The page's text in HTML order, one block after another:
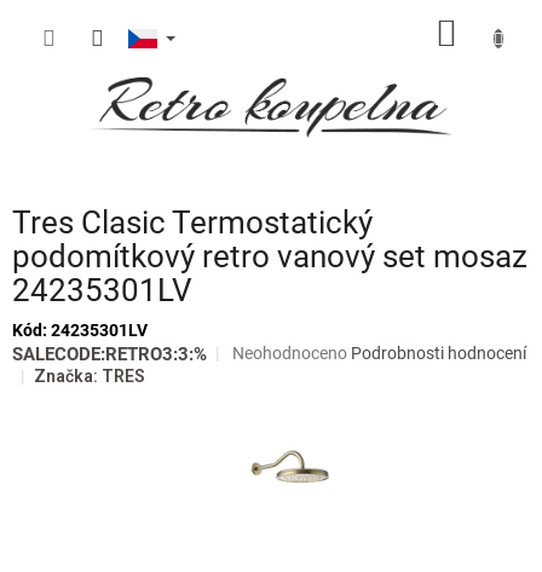
Tres Clasic Termostatický
podomítkový retro vanový set mosaz
24235301LV
Kód: 24235301LV
SALECODE:RETRO3:3:%
Průměrné
Neohodnoceno Podrobnosti hodnocení
Značka: TRES